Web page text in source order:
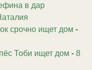
в дар
срочно ищет дом -
Тоби ищет дом - 8